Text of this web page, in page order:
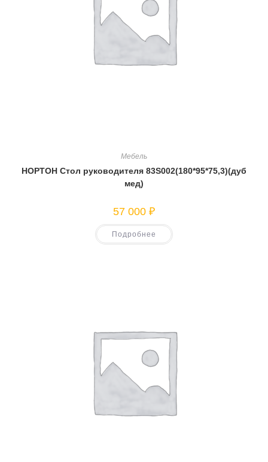
Мебель
НОРТОН Стол руководителя 83S002(180*95*75,3)(дуб
мед)
57 000 ₽
Подробнее